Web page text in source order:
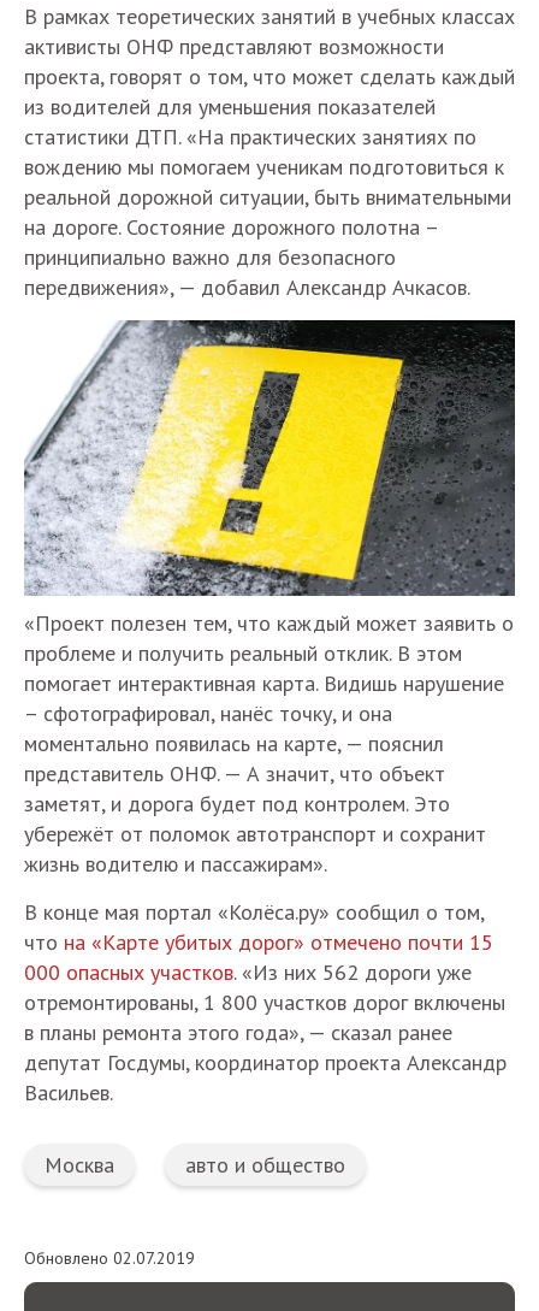
В рамках теоретических занятий в учебных классах
активисты ОНФ представляют возможности
проекта, говорят о том, что может сделать каждый
из водителей для уменьшения показателей
статистики ДТП. «На практических занятиях по
вождению мы помогаем ученикам подготовиться к
реальной дорожной ситуации, быть внимательными
на дороге. Состояние дорожного полотна –
принципиально важно для безопасного
передвижения», — добавил Александр Ачкасов.
«Проект полезен тем, что каждый может заявить о
проблеме и получить реальный отклик. В этом
помогает интерактивная карта. Видишь нарушение
– сфотографировал, нанёс точку, и она
моментально появилась на карте, — пояснил
представитель ОНФ. — А значит, что объект
заметят, и дорога будет под контролем. Это
убережёт от поломок автотранспорт и сохранит
жизнь водителю и пассажирам».
В конце мая портал «Колёса.ру» сообщил о том,
что на «Карте убитых дорог» отмечено почти 15
000 опасных участков. «Из них 562 дороги уже
отремонтированы, 1 800 участков дорог включены
в планы ремонта этого года», — сказал ранее
депутат Госдумы, координатор проекта Александр
Васильев.
Москва авто и общество
Обновлено 02.07.2019